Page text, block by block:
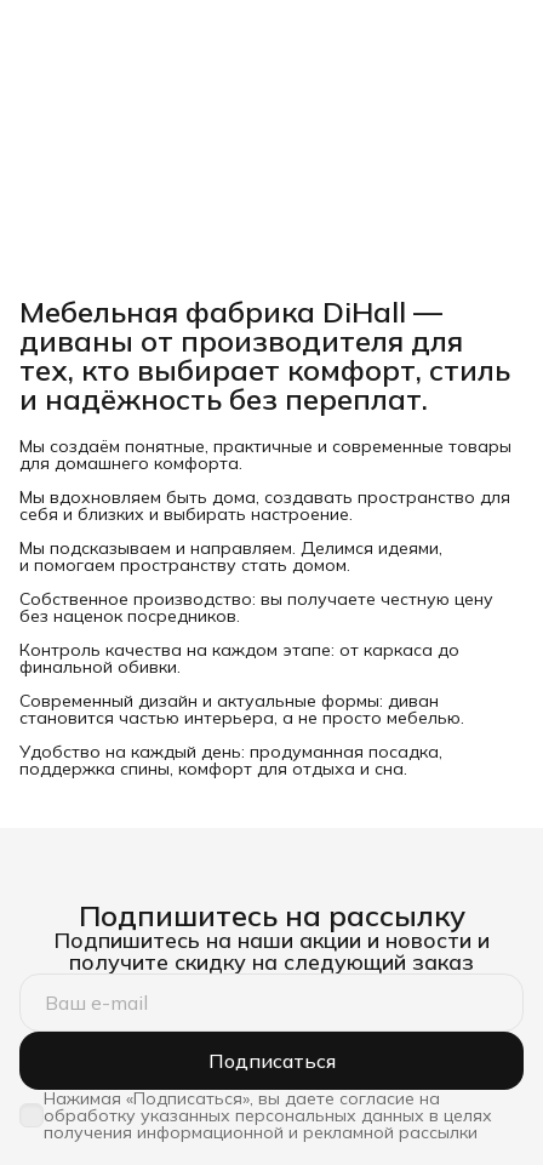
Мебельная фабрика DiHall —
диваны от производителя для
тех, кто выбирает комфорт, стиль
и надёжность без переплат.
Мы создаём понятные, практичные и современные товары
для домашнего комфорта.
Мы вдохновляем быть дома, создавать пространство для
себя и близких и выбирать настроение.
Мы подсказываем и направляем. Делимся идеями,
и помогаем пространству стать домом.
Собственное производство: вы получаете честную цену
без наценок посредников.
Контроль качества на каждом этапе: от каркаса до
финальной обивки.
Современный дизайн и актуальные формы: диван
становится частью интерьера, а не просто мебелью.
Удобство на каждый день: продуманная посадка,
поддержка спины, комфорт для отдыха и сна.
Подпишитесь на рассылку
Подпишитесь на наши акции и новости и
получите скидку на следующий заказ
Подписаться
Нажимая «Подписаться», вы даете согласие на
обработку указанных персональных данных в целях
получения информационной и рекламной рассылки